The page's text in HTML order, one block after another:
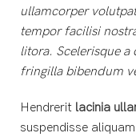
ullamcorper
tempor facilisi
litora. Scelerisque a
fringilla bibendum
Hendrerit lacinia
suspendisse